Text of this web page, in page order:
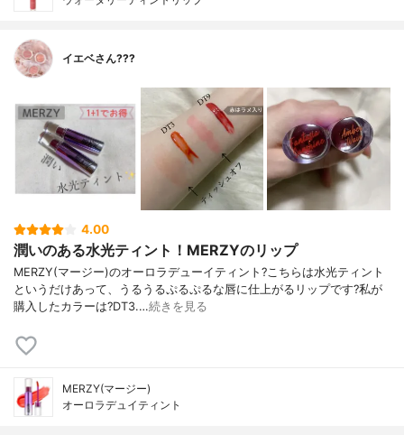
イエベさん???
4.00
潤いのある水光ティント！MERZYのリップ
MERZY(マージー)のオーロラデューイティント?こちらは水光ティント
というだけあって、うるうるぷるぷるな唇に仕上がるリップです?私が
購入したカラーは?DT3.…続きを見る
MERZY(マージー)
オーロラデュイティント